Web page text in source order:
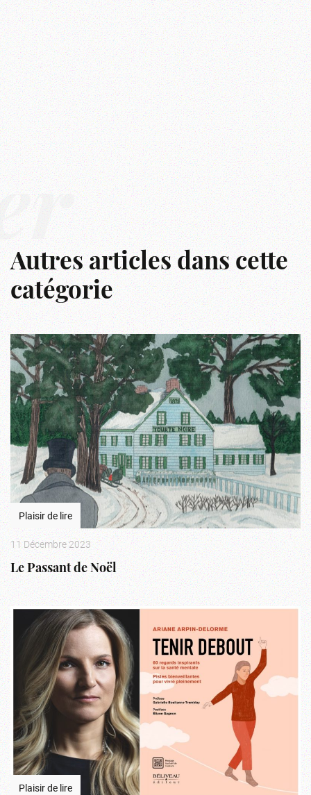
Autres articles dans cette
catégorie
Plaisir de lire
11 Décembre 2023
Le Passant de Noël
Plaisir de lire